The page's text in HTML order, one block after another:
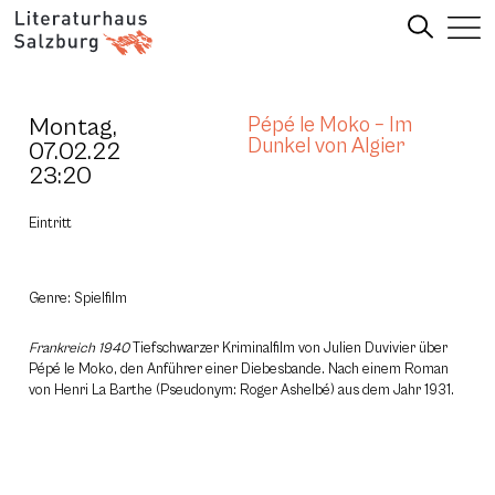
Montag,
07.02.22
23:20
Pépé le Moko – Im
Dunkel von Algier
Eintritt
Genre: Spielfilm
Frankreich 1940Tiefschwarzer Kriminalfilm von Julien Duvivier über
Pépé le Moko, den Anführer einer Diebesbande. Nach einem Roman
von Henri La Barthe (Pseudonym: Roger Ashelbé) aus dem Jahr 1931.